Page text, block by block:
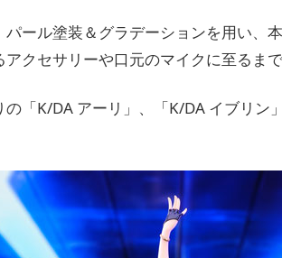
ール塗装＆グラデーションを用い、
クセサリーや口元のマイクに至るま
「K/DA アーリ」、「K/DA イブリ